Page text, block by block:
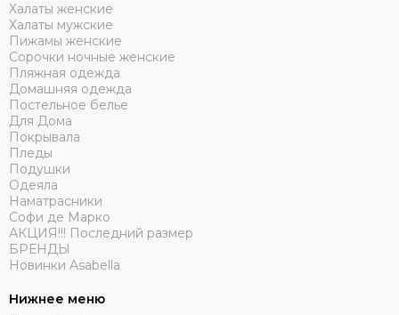
Халаты женские
Халаты мужские
Пижамы женские
Сорочки ночные женские
Пляжная одежда
Домашняя одежда
Постельное белье
Для Дома
Покрывала
Пледы
Подушки
Одеяла
Наматрасники
Софи де Марко
АКЦИЯ!!! Последний размер
БРЕНДЫ
Новинки Asabella
Нижнее меню